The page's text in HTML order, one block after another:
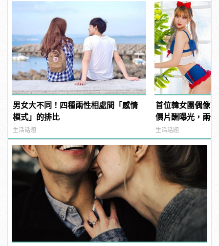
男女大不同！四種兩性相處間「感情
模式」的排比
生活話題
首位韓女團偶像
價片酬曝光，兩
生活話題